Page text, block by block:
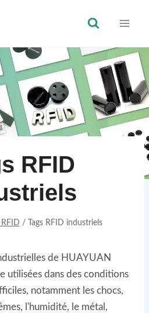
RFID
/ Tags RFID industriels
de HUAYUAN
utilisées dans des conditions
notamment les chocs,
l'humidité, le métal,